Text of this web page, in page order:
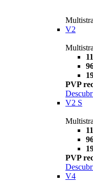
V2
PVP
V2 S
PVP
V4